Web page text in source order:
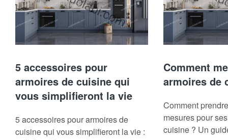
5 accessoires pour
armoires de cuisine qui
vous simplifieront la vie
5 accessoires pour armoires de
cuisine qui vous simplifieront la vie :
Comment
armoires de
Comment
mesures pour
cuisine ? Un